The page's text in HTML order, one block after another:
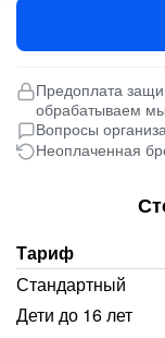
Предоплата
обрабатываем мы
Вопросы
Неоплаченная
Тариф
Стандартный
Дети до 16 лет